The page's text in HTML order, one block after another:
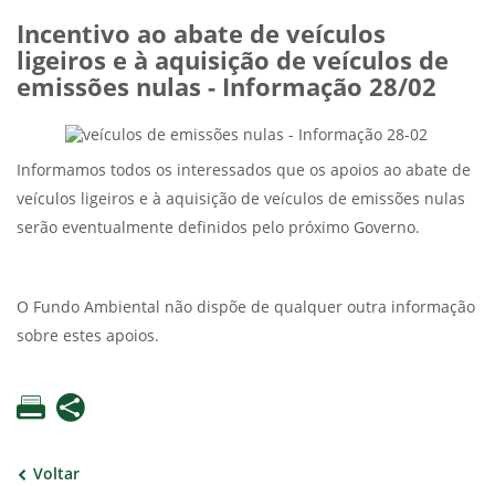
Incentivo ao abate de veículos
ligeiros e à aquisição de veículos de
emissões nulas - Informação 28/02
Informamos todos os interessados que os apoios ao abate de
veículos ligeiros e à aquisição de veículos de emissões nulas
serão eventualmente definidos pelo próximo Governo.
O Fundo Ambiental não dispõe de qualquer outra informação
sobre estes apoios.
Voltar